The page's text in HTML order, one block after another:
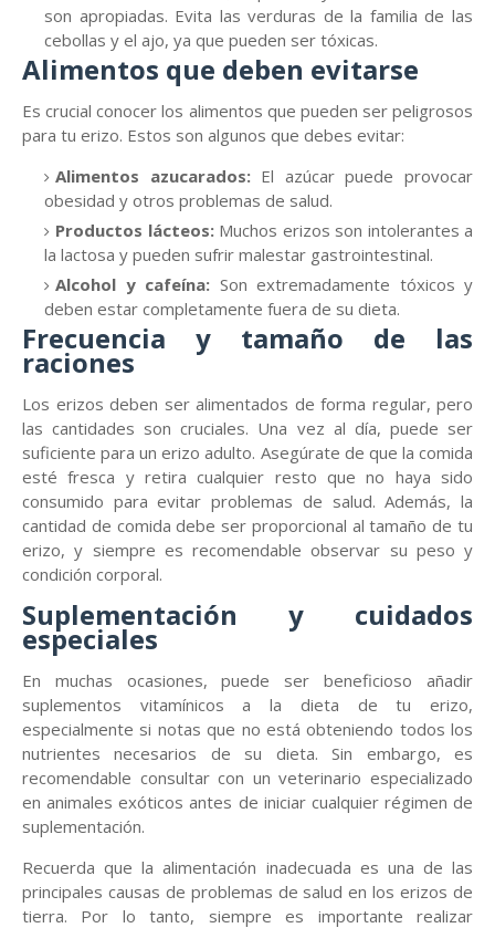
son apropiadas. Evita las verduras de la familia de las
cebollas y el ajo, ya que pueden ser tóxicas.
Alimentos que deben evitarse
Es crucial conocer los alimentos que pueden ser peligrosos
para tu erizo. Estos son algunos que debes evitar:
Alimentos azucarados:El azúcar puede provocar
obesidad y otros problemas de salud.
Productos lácteos:Muchos erizos son intolerantes a
la lactosa y pueden sufrir malestar gastrointestinal.
Alcohol y cafeína: Son extremadamente tóxicos y
deben estar completamente fuera de su dieta.
Frecuencia y tamaño de las
raciones
Los erizos deben ser alimentados de forma regular, pero
las cantidades son cruciales. Una vez al día, puede ser
suficiente para un erizo adulto. Asegúrate de que la comida
esté fresca y retira cualquier resto que no haya sido
consumido para evitar problemas de salud. Además, la
cantidad de comida debe ser proporcional al tamaño de tu
erizo, y siempre es recomendable observar su peso y
condición corporal.
Suplementación y cuidados
especiales
En muchas ocasiones, puede ser beneficioso añadir
suplementos vitamínicos a la dieta de tu erizo,
especialmente si notas que no está obteniendo todos los
nutrientes necesarios de su dieta. Sin embargo, es
recomendable consultar con un veterinario especializado
en animales exóticos antes de iniciar cualquier régimen de
suplementación.
Recuerda que la alimentación inadecuada es una de las
principales causas de problemas de salud en los erizos de
tierra. Por lo tanto, siempre es importante realizar